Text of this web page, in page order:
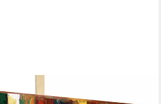
120x60 cm, handgefertiges